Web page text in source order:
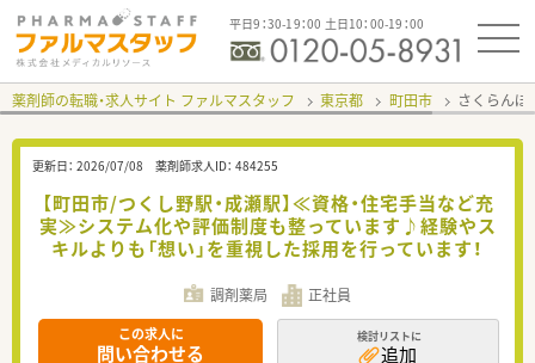
平日9：30-19：00 土日10：00-19：00
薬剤師の転職・求人サイト ファルマスタッフ 東京都 町田市 さくらん
更新日： 2026/07/08 薬剤師求人ID： 484255
【町田市/つくし野駅・成瀬駅】≪資格・住宅手当など充
実≫システム化や評価制度も整っています♪経験やス
キルよりも「想い」を重視した採用を行っています！
調剤薬局 正社員
この求人に
問い合わせる
検討リストに
追加